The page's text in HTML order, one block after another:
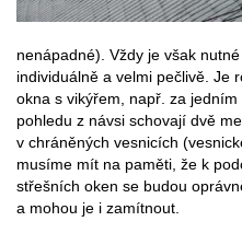
nenápadné). Vždy je však
individuálně a velmi pečlivě. Je
okna s vikýřem, např. za
pohledu z návsi schovají dvě
v chráněných vesnicích
musíme mít na paměti, že k
střešních oken se budou
a mohou je i zamítnout.